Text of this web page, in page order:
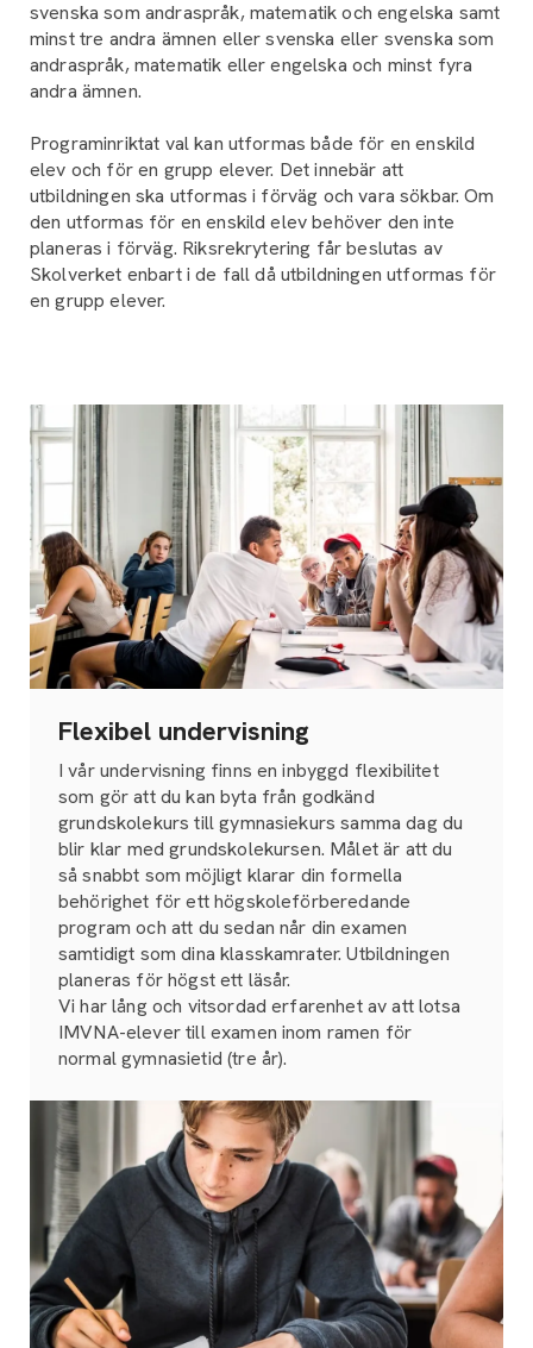
svenska som andraspråk, matematik och engelska samt
minst tre andra ämnen eller svenska eller svenska som
andraspråk, matematik eller engelska och minst fyra
andra ämnen.
Programinriktat val kan utformas både för en enskild
elev och för en grupp elever. Det innebär att
utbildningen ska utformas i förväg och vara sökbar. Om
den utformas för en enskild elev behöver den inte
planeras i förväg. Riksrekrytering får beslutas av
Skolverket enbart i de fall då utbildningen utformas för
en grupp elever.
Flexibel undervisning
I vår undervisning finns en inbyggd flexibilitet
som gör att du kan byta från godkänd
grundskolekurs till gymnasiekurs samma dag du
blir klar med grundskolekursen. Målet är att du
så snabbt som möjligt klarar din formella
behörighet för ett högskoleförberedande
program och att du sedan når din examen
samtidigt som dina klasskamrater. Utbildningen
planeras för högst ett läsår.
Vi har lång och vitsordad erfarenhet av att lotsa
IMVNA-elever till examen inom ramen för
normal gymnasietid (tre år).